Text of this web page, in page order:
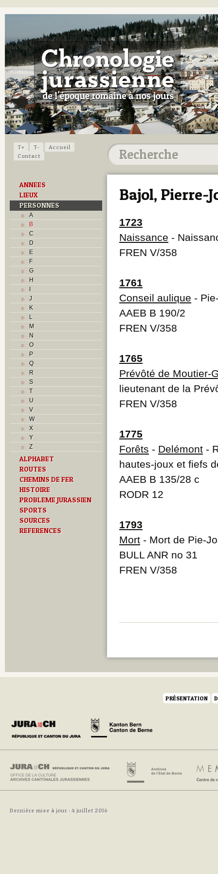
T+ T-
Accueil
Contact
ANNEES
LIEUX
PERSONNES
A
B
C
D
E
F
G
H
I
J
K
L
M
N
O
P
Q
R
S
T
U
V
W
X
Y
Z
ALPHABET
ROUTES
CHEMINS DE FER
HISTOIRE
PROBLEME JURASSIEN
SPORTS
SOURCES
REFERENCES
Bajol, Pierre-
1723
Naissance -
FREN V/358
1761
Conseil aulique -
AAEB B 190/2
FREN V/358
1765
Prévôté de Moutier-
lieutenant de la
FREN V/358
1775
Forêts - Delémont -
hautes-joux et fiefs
AAEB B 135/28 c
RODR 12
1793
Mort - Mort de Pie-
BULL ANR no 31
FREN V/358
PRÉSENTATION
Dernière mise à jour : 4 juillet 2016